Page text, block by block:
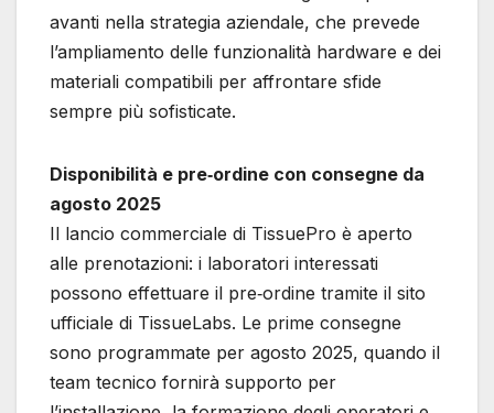
avanti nella strategia aziendale, che prevede
l’ampliamento delle funzionalità hardware e dei
materiali compatibili per affrontare sfide
sempre più sofisticate.
Disponibilità e pre‐ordine con consegne da
agosto 2025
Il lancio commerciale di TissuePro è aperto
alle prenotazioni: i laboratori interessati
possono effettuare il pre‐ordine tramite il sito
ufficiale di TissueLabs. Le prime consegne
sono programmate per agosto 2025, quando il
team tecnico fornirà supporto per